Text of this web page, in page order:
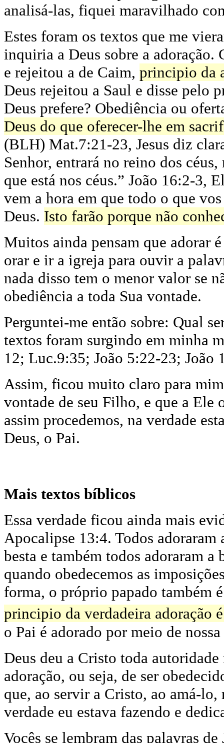
analisá-las, fiquei maravilhado
Estes foram os textos que me
inquiria a Deus sobre a
e rejeitou a de Caim, principio da
Deus rejeitou a Saul e disse pelo
Deus prefere? Obediência ou
Deus do que oferecer-lhe em
(BLH) Mat.7:21-23, Jesus diz
Senhor, entrará no reino dos
que está nos céus.” João 16:2-3,
vem a hora em que todo o que
Deus. Isto farão porque não
Muitos ainda pensam que adorar
orar e ir a igreja para ouvir a
nada disso tem o menor valor se
obediência a toda Sua vontade.
Perguntei-me então sobre: Qual
textos foram surgindo em minha
12; Luc.9:35; João 5:22-23; João
Assim, ficou muito claro para
vontade de seu Filho, e que a Ele
assim procedemos, na verdade
Deus, o Pai.
Mais textos bíblicos
Essa verdade ficou ainda mais
Apocalipse 13:4. Todos adoraram
besta e também todos adoraram a
quando obedecemos as
forma, o próprio papado também
principio da verdadeira adoração
o Pai é adorado por meio de
Deus deu a Cristo toda
adoração, ou seja, de ser
que, ao servir a Cristo, ao amá-
verdade eu estava fazendo e
Vocês se lembram das palavras